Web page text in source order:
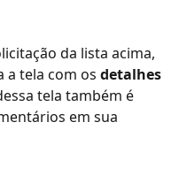
da lista acima,
a tela com os detalhes
tela também é
em sua